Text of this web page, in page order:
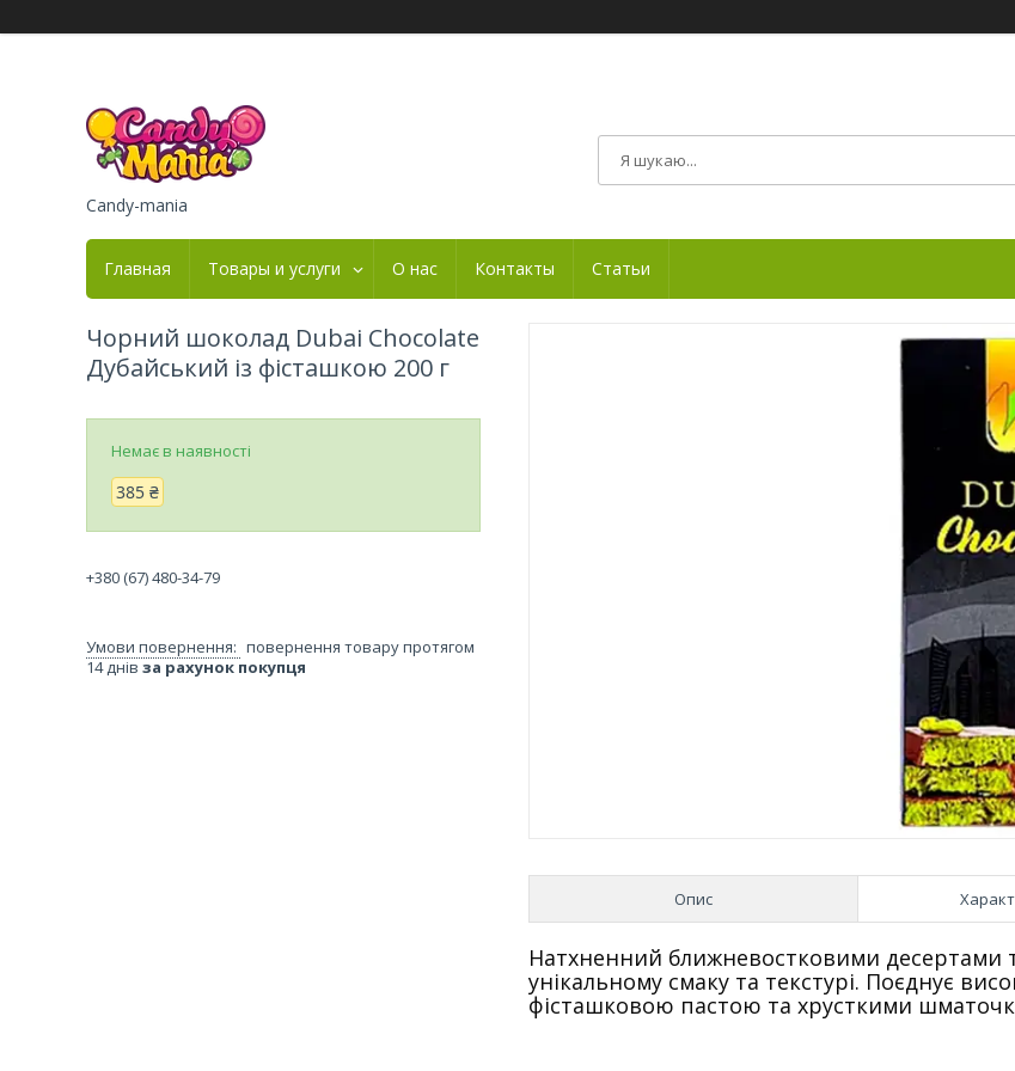
Candy-mania
Главная Товары и услуги О нас Контакты Статьи
Опис
Натхненний ближневостковими десертами
унікальному смаку та текстурі. Поєднує
фісташковою пастою та хрусткими
Чорний шоколад Dubai Chocolate
Дубайський із фісташкою 200 г
Немає в наявності
385 ₴
+380 (67) 480-34-79
повернення товару протягом
14 днів за рахунок покупця